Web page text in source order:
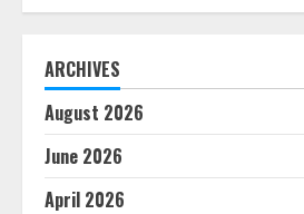
ARCHIVES
August 2026
June 2026
April 2026